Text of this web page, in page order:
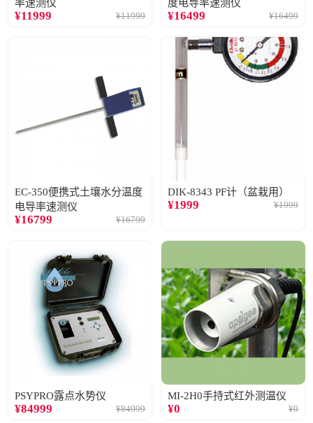
率速测仪
¥11999 ¥11999
度电导率速测仪
¥16499 ¥16499
EC-350便携式土壤水分温度
电导率速测仪
¥16799 ¥16799
DIK-8343 PF计（盆栽用）
¥1999 ¥1999
PSYPRO露点水势仪
¥84999 ¥84999
MI-2H0手持式红外测温仪
¥0 ¥0